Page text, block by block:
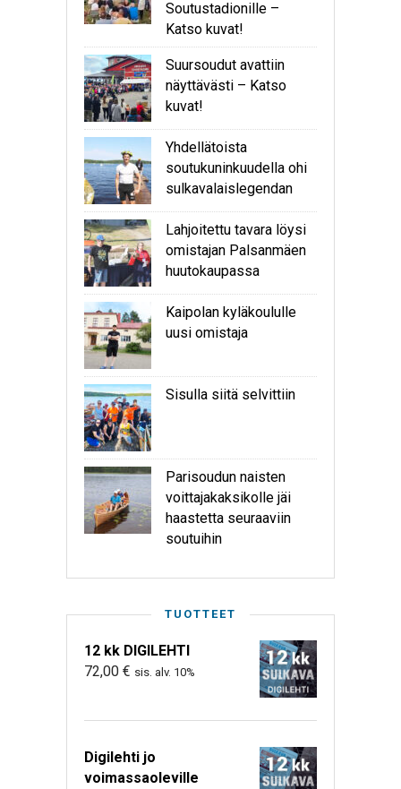
Soutustadionille –
Katso kuvat!
Suursoudut avattiin
näyttävästi – Katso
kuvat!
Yhdellätoista
soutukuninkuudella ohi
sulkavalaislegendan
Lahjoitettu tavara löysi
omistajan Palsanmäen
huutokaupassa
Kaipolan kyläkoululle
uusi omistaja
Sisulla siitä selvittiin
Parisoudun naisten
voittajakaksikolle jäi
haastetta seuraaviin
soutuihin
TUOTTEET
12 kk DIGILEHTI
72,00 € sis. alv. 10%
Digilehti jo
voimassaoleville